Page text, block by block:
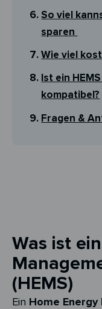
So viel
sparen
Wie viel
Ist ein
kompatibel?
Fragen &
Was ist
(HEMS)
Ein Home